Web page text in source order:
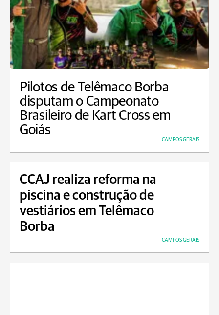
Pilotos de Telêmaco Borba
disputam o Campeonato
Brasileiro de Kart Cross em
Goiás
CAMPOS GERAIS
CCAJ realiza reforma na
piscina e construção de
vestiários em Telêmaco
Borba
CAMPOS GERAIS